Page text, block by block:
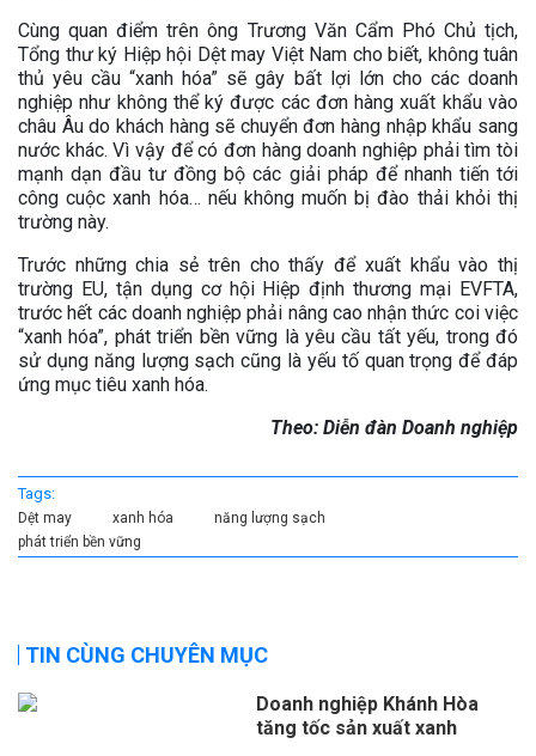
Cùng quan điểm trên ông Trương Văn Cẩm Phó Chủ tịch,
Tổng thư ký Hiệp hội Dệt may Việt Nam cho biết, không tuân
thủ yêu cầu “xanh hóa” sẽ gây bất lợi lớn cho các doanh
nghiệp như không thể ký được các đơn hàng xuất khẩu vào
châu Âu do khách hàng sẽ chuyển đơn hàng nhập khẩu sang
nước khác. Vì vậy để có đơn hàng doanh nghiệp phải tìm tòi
mạnh dạn đầu tư đồng bộ các giải pháp để nhanh tiến tới
công cuộc xanh hóa… nếu không muốn bị đào thải khỏi thị
trường này.
Trước những chia sẻ trên cho thấy để xuất khẩu vào thị
trường EU, tận dụng cơ hội Hiệp định thương mại EVFTA,
trước hết các doanh nghiệp phải nâng cao nhận thức coi việc
“xanh hóa”, phát triển bền vững là yêu cầu tất yếu, trong đó
sử dụng năng lượng sạch cũng là yếu tố quan trọng để đáp
ứng mục tiêu xanh hóa.
Theo: Diễn đàn Doanh nghiệp
Tags:
Dệt may xanh hóa
năng lượng sạch
phát triển bền vững
TIN CÙNG CHUYÊN MỤC
Doanh nghiệp Khánh Hòa
tăng tốc sản xuất xanh